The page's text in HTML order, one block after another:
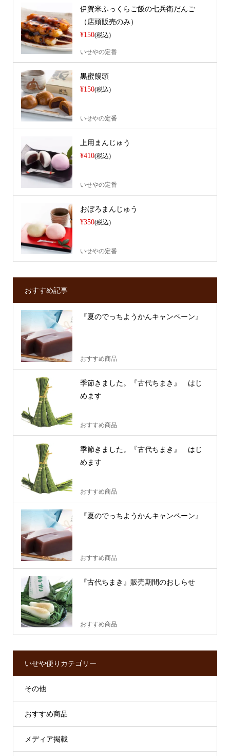
伊賀米ふっくらご飯の七兵衛だんご
（店頭販売のみ）
¥150(税込)
いせやの定番
黒蜜饅頭
¥150(税込)
いせやの定番
上用まんじゅう
¥410(税込)
いせやの定番
おぼろまんじゅう
¥350(税込)
いせやの定番
おすすめ記事
『夏のでっちようかんキャンペーン』
おすすめ商品
季節きました。『古代ちまき』 はじ
めます
おすすめ商品
季節きました。『古代ちまき』 はじ
めます
おすすめ商品
『夏のでっちようかんキャンペーン』
おすすめ商品
『古代ちまき』販売期間のおしらせ
おすすめ商品
いせや便りカテゴリー
その他
おすすめ商品
メディア掲載